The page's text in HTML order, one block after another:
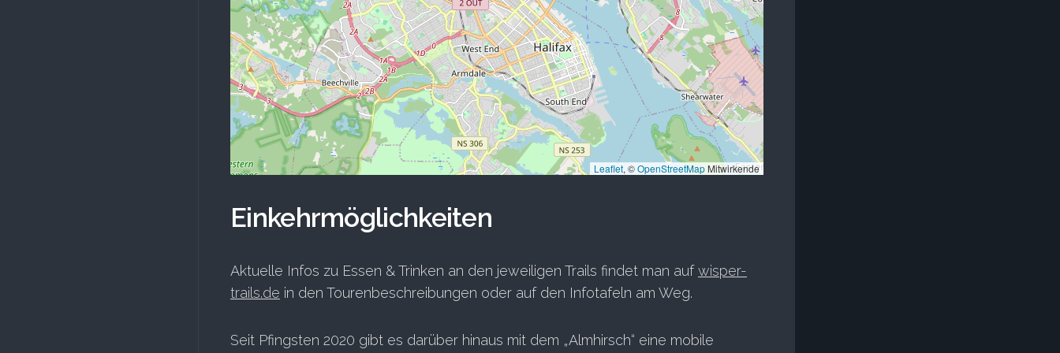
Leaflet, ©OpenStreetMap Mitwirkende
Einkehrmöglichkeiten
Aktuelle Infos zu Essen & Trinken an den jeweiligen Trails findet man aufwisper-
trails.de in den Tourenbeschreibungen oder auf den Infotafeln am Weg.
Seit Pfingsten 2020 gibt es darüber hinaus mit dem „Almhirsch“ eine mobile